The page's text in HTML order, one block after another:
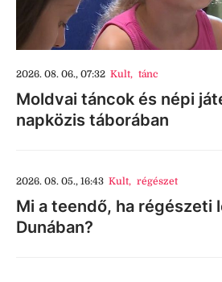
2026. 08. 06., 07:32 Kult, tánc
Moldvai táncok és népi
napközis táborában
2026. 08. 05., 16:43 Kult, régészet
Mi a teendő, ha régészeti
Dunában?